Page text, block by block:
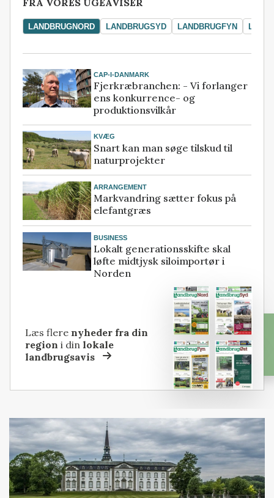
FRA VORES UGEAVISER
LANDBRUGNORD LANDBRUGSYD LANDBRUGFYN
CAP-I-DANMARK
Fjerkræbranchen: - Vi forlanger
ens konkurrence- og
produktionsvilkår
KVÆG
Snart kan man søge tilskud til
naturprojekter
ARRANGEMENT
Markvandring sætter fokus på
elefantgræs
BUSINESS
Lokalt generationsskifte skal
løfte midtjysk siloimportør i
Norden
Læs flere nyheder fra din
region i dinlokale
landbrugsavis